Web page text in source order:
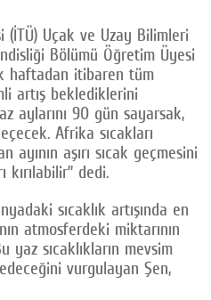
Uçak ve Uzay Bilimleri
Bölümü Öğretim Üyesi
haftadan itibaren tüm
artış beklediklerini
aylarını 90 gün sayarsak,
Afrika sıcakları
ayının aşırı sıcak geçmesini
kırılabilir” dedi.
sıcaklık artışında en
atmosferdeki miktarının
yaz sıcaklıkların mevsim
vurgulayan Şen,